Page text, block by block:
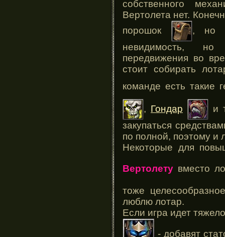
собственного
Вертолета нет.
порошок
, но
невидимость,
передвижения во
стоит собирать
команде есть такие
, Гондар
и
закупаться
по полной, поэтому и
Некоторые для
Вертолету вместо
тоже
люблю лотар.
Если игра идет
- добавят